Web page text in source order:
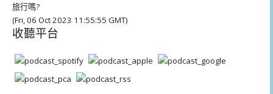
旅行嗎?
(Fri, 06 Oct 2023 11:55:55 GMT)
收聽平台